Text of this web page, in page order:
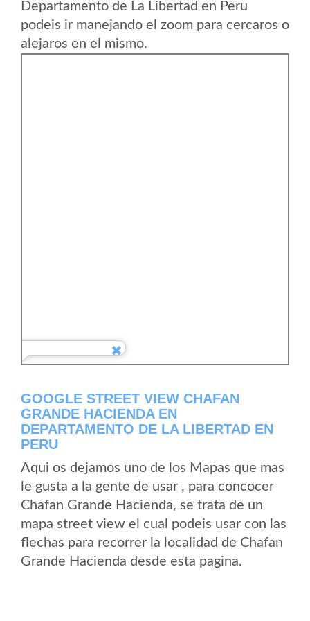
Departamento de La Libertad en Peru
podeis ir manejando el zoom para cercaros o
alejaros en el mismo.
GOOGLE STREET VIEW CHAFAN
GRANDE HACIENDA EN
DEPARTAMENTO DE LA LIBERTAD EN
PERU
Aqui os dejamos uno de los Mapas que mas
le gusta a la gente de usar , para concocer
Chafan Grande Hacienda, se trata de un
mapa street view el cual podeis usar con las
flechas para recorrer la localidad de Chafan
Grande Hacienda desde esta pagina.